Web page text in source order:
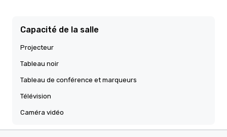
Capacité de la salle
Projecteur
Tableau noir
Tableau de conférence et marqueurs
Télévision
Caméra vidéo